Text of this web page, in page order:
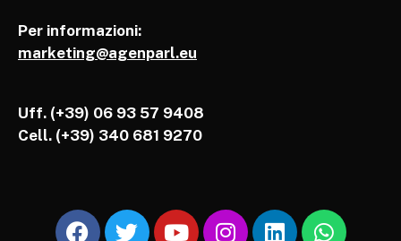
Per informazioni:
marketing@agenparl.eu
Uff. (+39) 06 93 57 9408
Cell. (+39) 340 681 9270